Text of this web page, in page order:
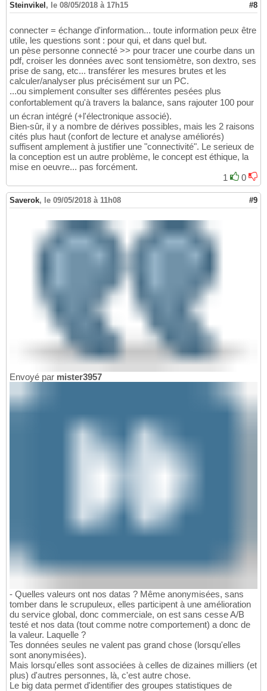
Steinvikel , le 08/05/2018 à 17h15 #8
connecter = échange d'information... toute information peux être
utile, les questions sont : pour qui, et dans quel but.
un pèse personne connecté >> pour tracer une courbe dans un
pdf, croiser les données avec sont tensiomètre, son dextro, ses
prise de sang, etc... transférer les mesures brutes et les
calculer/analyser plus précisément sur un PC.
...ou simplement consulter ses différentes pesées plus
confortablement qu'à travers la balance, sans rajouter 100 pour
un écran intégré (+l'électronique associé).
Bien-sûr, il y a nombre de dérives possibles, mais les 2 raisons
cités plus haut (confort de lecture et analyse améliorés)
suffisent amplement à justifier une "connectivité". Le serieux de
la conception est un autre problème, le concept est éthique, la
mise en oeuvre... pas forcément.
1
0
Saverok, le 09/05/2018 à 11h08 #9
Envoyé par mister3957
- Quelles valeurs ont nos datas ? Même anonymisées, sans
tomber dans le scrupuleux, elles participent à une amélioration
du service global, donc commerciale, on est sans cesse A/B
testé et nos data (tout comme notre comportement) a donc de
la valeur. Laquelle ?
Tes données seules ne valent pas grand chose (lorsqu'elles
sont anonymisées).
Mais lorsqu'elles sont associées à celles de dizaines milliers (et
plus) d'autres personnes, là, c'est autre chose.
Le big data permet d'identifier des groupes statistiques de